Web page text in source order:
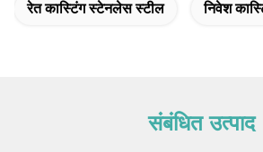
रेत कास्टिंग स्टेनलेस स्टील निवेश
संबंधित उत्पाद